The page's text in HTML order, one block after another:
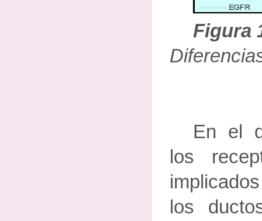
Figura
En el
los
los